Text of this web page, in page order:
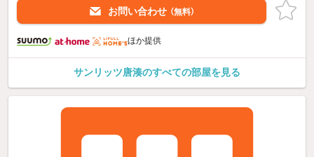
お問い合わせ （無料）
ほか提供
サンリッツ唐湊のすべての部屋を見る